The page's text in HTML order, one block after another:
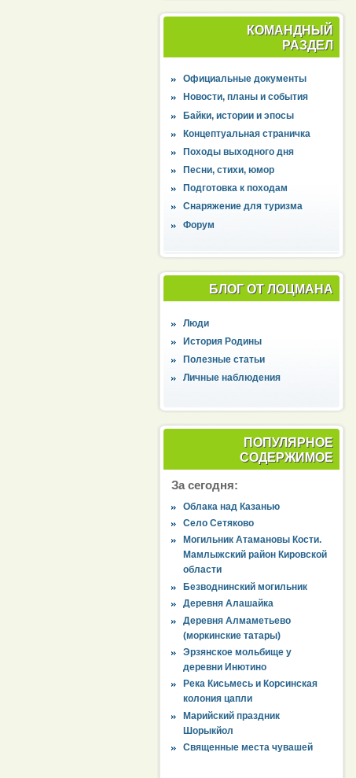
КОМАНДНЫЙ
РАЗДЕЛ
Официальные документы
Новости, планы и события
Байки, истории и эпосы
Концептуальная страничка
Походы выходного дня
Песни, стихи, юмор
Подготовка к походам
Снаряжение для туризма
Форум
БЛОГ ОТ ЛОЦМАНА
Люди
История Родины
Полезные статьи
Личные наблюдения
ПОПУЛЯРНОЕ
СОДЕРЖИМОЕ
За сегодня:
Облака над Казанью
Село Сетяково
Могильник Атамановы Кости.
Мамлыжский район Кировской
области
Безводнинский могильник
Деревня Алашайка
Деревня Алмаметьево
(моркинские татары)
Эрзянское мольбище у
деревни Инютино
Река Кисьмесь и Корсинская
колония цапли
Марийский праздник
Шорыкйол
Священные места чувашей